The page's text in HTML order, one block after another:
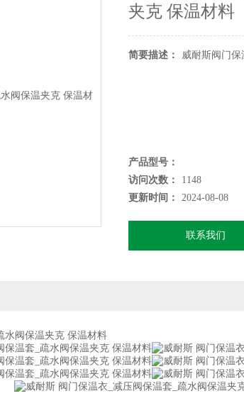
夹克 保温材料
简要描述： 威耐斯阀门
产品型号：
访问次数：
1148
更新时间：
2024-08-08
联系我们
阀保温夹克 保温材料